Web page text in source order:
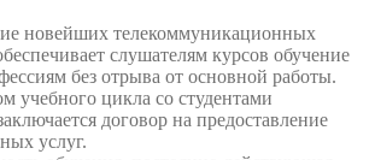
новейших телекоммуникационных
слушателям курсов обучение
без отрыва от основной работы.
учебного цикла со студентами
договор на предоставление
услуг.